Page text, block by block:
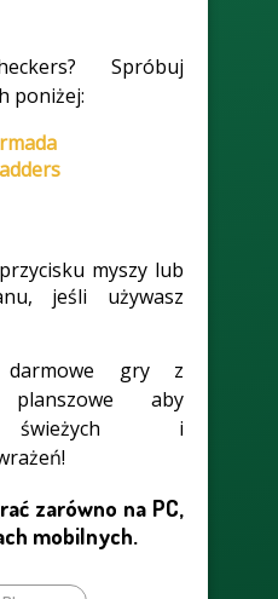
Spróbuj
poniżej:
myszy lub
jeśli używasz
gry z
aby
świeżych i
zarówno na PC,
mobilnych.